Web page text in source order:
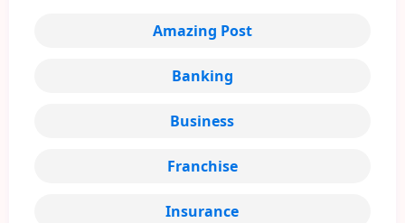
Amazing Post
Banking
Business
Franchise
Insurance